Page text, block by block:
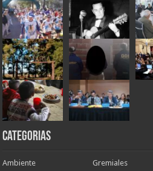
Categorias
Ambiente Gremiales